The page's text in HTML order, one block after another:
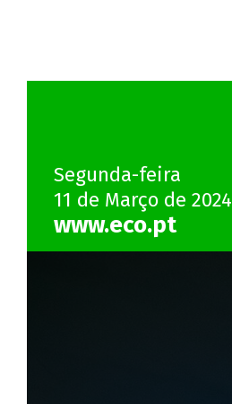
Segunda-feira
11 de Março de 2024
www.eco.pt